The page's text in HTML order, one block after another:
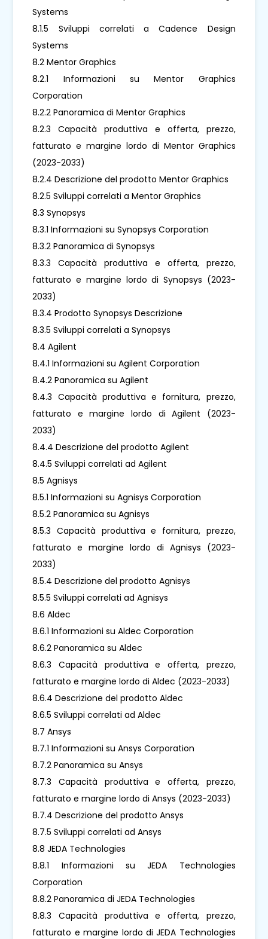
Systems
8.1.5 Sviluppi correlati a Cadence Design
Systems
8.2 Mentor Graphics
8.2.1 Informazioni su Mentor Graphics
Corporation
8.2.2 Panoramica di Mentor Graphics
8.2.3 Capacità produttiva e offerta, prezzo,
fatturato e margine lordo di Mentor Graphics
(2023-2033)
8.2.4 Descrizione del prodotto Mentor Graphics
8.2.5 Sviluppi correlati a Mentor Graphics
8.3 Synopsys
8.3.1 Informazioni su Synopsys Corporation
8.3.2 Panoramica di Synopsys
8.3.3 Capacità produttiva e offerta, prezzo,
fatturato e margine lordo di Synopsys (2023-
2033)
8.3.4 Prodotto Synopsys Descrizione
8.3.5 Sviluppi correlati a Synopsys
8.4 Agilent
8.4.1 Informazioni su Agilent Corporation
8.4.2 Panoramica su Agilent
8.4.3 Capacità produttiva e fornitura, prezzo,
fatturato e margine lordo di Agilent (2023-
2033)
8.4.4 Descrizione del prodotto Agilent
8.4.5 Sviluppi correlati ad Agilent
8.5 Agnisys
8.5.1 Informazioni su Agnisys Corporation
8.5.2 Panoramica su Agnisys
8.5.3 Capacità produttiva e fornitura, prezzo,
fatturato e margine lordo di Agnisys (2023-
2033)
8.5.4 Descrizione del prodotto Agnisys
8.5.5 Sviluppi correlati ad Agnisys
8.6 Aldec
8.6.1 Informazioni su Aldec Corporation
8.6.2 Panoramica su Aldec
8.6.3 Capacità produttiva e offerta, prezzo,
fatturato e margine lordo di Aldec (2023-2033)
8.6.4 Descrizione del prodotto Aldec
8.6.5 Sviluppi correlati ad Aldec
8.7 Ansys
8.7.1 Informazioni su Ansys Corporation
8.7.2 Panoramica su Ansys
8.7.3 Capacità produttiva e offerta, prezzo,
fatturato e margine lordo di Ansys (2023-2033)
8.7.4 Descrizione del prodotto Ansys
8.7.5 Sviluppi correlati ad Ansys
8.8 JEDA Technologies
8.8.1 Informazioni su JEDA Technologies
Corporation
8.8.2 Panoramica di JEDA Technologies
8.8.3 Capacità produttiva e offerta, prezzo,
fatturato e margine lordo di JEDA Technologies